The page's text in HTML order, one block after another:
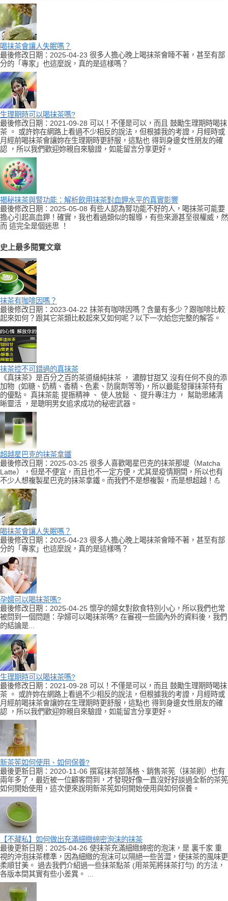
喝抹茶會讓人失眠嗎？
最後修改日期：2025-04-23 很多人擔心晚上喝抹茶會睡不著，甚至有部
分的「專家」也這麼說，真的是這樣嗎？
生理期時可以喝抹茶嗎?
最後修改日期：2021-09-28 可以！不僅是可以，而且 鼓勵生理期時喝抹
茶 。 或許妳在網路上看過不少相反的說法，但根據我的考證，月經時或
月經前喝抹茶會讓妳在生理期時更舒服，這點也 得到身邊女性朋友的確
認 ，所以我們歡迎妳親自來驗證，如能留言分享更好。
揭秘抹茶與腎功能：解析飲用抹茶對血鉀水平的真實影響
最後修改日期：2025-05-08 有些人認為腎功能不好的人，喝抹茶可能要
擔心引起高血鉀！確實，我也看過類似的報導，有些來源甚至很權威，然
而 這完全是個迷思 ！
史上最多閱覽文章
抹茶有咖啡因嗎？
最後修改日期：2023-04-22 抹茶有咖啡因嗎？含量有多少？跟咖啡比較
起來如何？跟其它茶類比較起來又如何呢？以下一次給您完整的解答。
抹茶控不可錯過的真抹茶
《真抹茶》是百分之百的茶道級純抹茶 ， 濃醇甘甜又 沒有任何不良的添
加物 (如糖、奶精、香精、色素、防腐劑等等)，所以最能發揮抹茶特有
的優點。 真抹茶能 提振精神 、 使人放鬆 、 提升專注力 ， 幫助思緒清
晰靈活 ，是聰明男女追求成功的秘密武器。
超越星巴克的抹茶拿鐵
最後修改日期：2025-03-25 很多人喜歡喝星巴克的抹茶那堤（Matcha
Latte），但是不便宜，而且也不一定方便，尤其是疫情期間，所以也有
不少人想複製星巴克的抹茶拿鐵。而我們不是想複製，而是想超越！💪
喝抹茶會讓人失眠嗎？
最後修改日期：2025-04-23 很多人擔心晚上喝抹茶會睡不著，甚至有部
分的「專家」也這麼說，真的是這樣嗎？
孕婦可以喝抹茶嗎?
最後修改日期：2025-04-25 懷孕的婦女對飲食特別小心，所以我們也常
被問到一個問題：孕婦可以喝抹茶嗎? 在審視一些國內外的資料後，我們
的結論是...
生理期時可以喝抹茶嗎?
最後修改日期：2021-09-28 可以！不僅是可以，而且 鼓勵生理期時喝抹
茶 。 或許妳在網路上看過不少相反的說法，但根據我的考證，月經時或
月經前喝抹茶會讓妳在生理期時更舒服，這點也 得到身邊女性朋友的確
認 ，所以我們歡迎妳親自來驗證，如能留言分享更好。
新茶筅如何使用、如何保養?
最後更新日期：2020-11-06 撰寫抹茶部落格、銷售茶筅（抹茶刷）也有
兩年多了，最近被一位顧客問到，才發現好像一直沒好好談過全新的茶筅
如何開始使用，這次便來說明新茶筅如何開始使用與如何保養。
【不藏私】如何做出充滿細緻綿密泡沫的抹茶
最後更新日期：2025-04-26 使抹茶充滿細緻綿密的泡沫，是 裏千家 重
視的沖泡抹茶標準，因為細緻的泡沫可以隔絕一些苦澀，使抹茶的風味更
柔順甘美。 過去我們介紹過一些抹茶點茶 (用茶筅將抹茶打勻) 的方法，
各版本間其實有些小差異。 ...